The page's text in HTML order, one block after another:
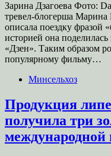
Зарина Дзагоева Фото:
тревел-блогерша
описала поездку фразой
историей она
«Дзен». Таким образом
популярному фильму…
Минсельхоз
Продукция
получила три
международной